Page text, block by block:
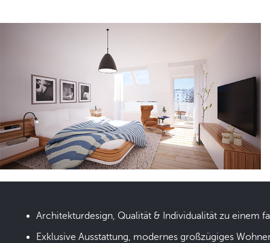
Architekturdesign, Qualität & Individualität zu einem
Exklusive Ausstattung, modernes großzügiges